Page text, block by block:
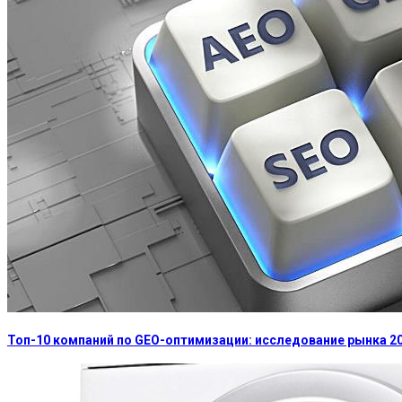
Топ-10 компаний по GEO-оптимизации: исследование рынка